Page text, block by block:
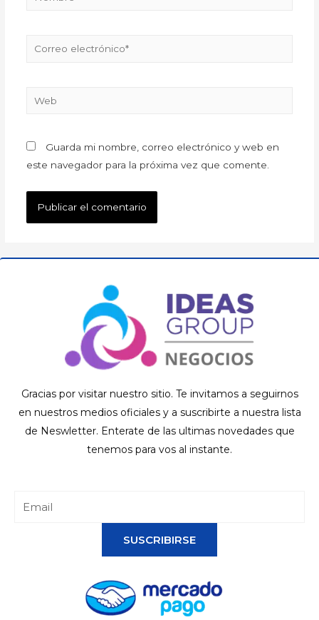
Guarda mi nombre, correo electrónico y web en
este navegador para la próxima vez que comente.
Gracias por visitar nuestro sitio. Te invitamos a seguirnos
en nuestros medios oficiales y a suscribirte a nuestra lista
de Neswletter. Enterate de las ultimas novedades que
tenemos para vos al instante.
SUSCRIBIRSE